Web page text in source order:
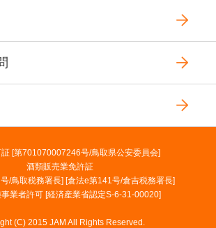
[第701070007246号/鳥取県公安委員会]
酒類販売業免許証
/鳥取税務署長] [倉法e第141号/倉吉税務署長]
業者許可 [経済産業省認定S-6-31-00020]
(C) 2015 JAM All Rights Reserved.